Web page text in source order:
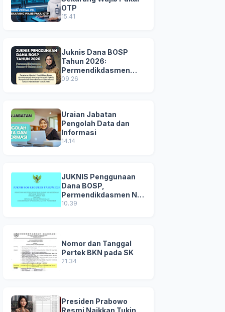
OTP
15.41
Juknis Dana BOSP
Tahun 2026:
Permendikdasmen
Nomor 8 Tahun 2026
09.26
Uraian Jabatan
Pengolah Data dan
Informasi
14.14
JUKNIS Penggunaan
Dana BOSP,
Permendikdasmen No
8 Tahun 2025
10.39
Nomor dan Tanggal
Pertek BKN pada SK
21.34
Presiden Prabowo
Resmi Naikkan Tukin